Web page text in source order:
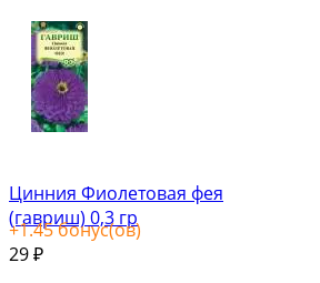
Цинния Фиолетовая фея
(гавриш) 0,3 гр
+1.45бонус(ов)
29 ₽